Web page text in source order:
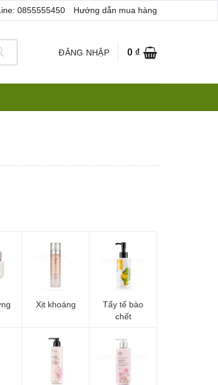
0855555450 Hướng dẫn mua hàng
ĐĂNG NHẬP 0 ₫
Xịt khoáng
Tẩy tế bào
chết